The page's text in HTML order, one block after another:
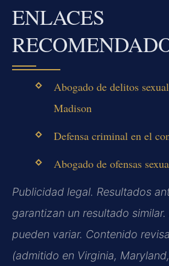
ENLACES
Abogado de delitos
Madison
Defensa criminal en el
Abogado de ofensas
Publicidad legal. Resultados
garantizan un resultado
pueden variar. Contenido
(admitido en Virginia,